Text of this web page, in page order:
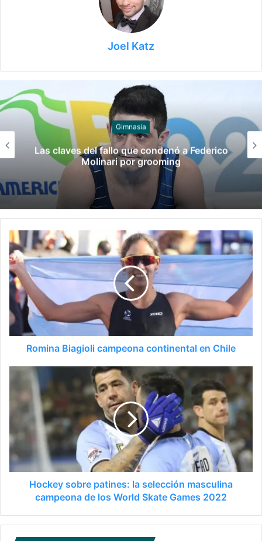
Joel Katz
Juegos
Late el Sur: la canción de los Juegos
Suramericanos compuesta por mujeres
Romina Biagioli campeona continental en Chile
Hockey sobre patines: la selección masculina
campeona de los World Skate Games 2022